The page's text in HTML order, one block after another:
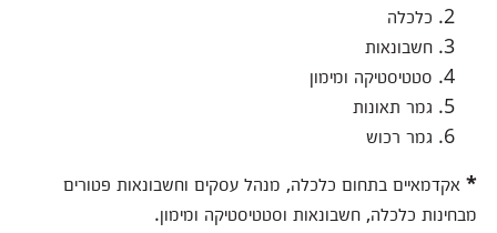
כלכלה
חשבונאות
סטטיסטיקה ומימון
גמר תאונות
גמר רכוש
*אקדמאיים בתחום כלכלה, מנהל עסקים וחשבונאות פטורים
מבחינות כלכלה, חשבונאות וסטטיסטיקה ומימון.